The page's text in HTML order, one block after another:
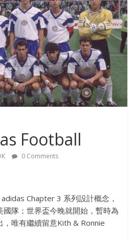
Football
0 Comments
Chapter 3 系列設計概念，
國隊；世界盃今晚就開始，暫時為
，唯有繼續留意Kith & Ronnie